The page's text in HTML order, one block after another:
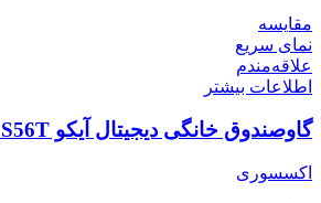
مقایسه
نمای سریع
علاقه‌مندم
اطلاعات بیشتر
گاوصندوق خانگی دیجیتال آیکو CS56T
اکسسوری